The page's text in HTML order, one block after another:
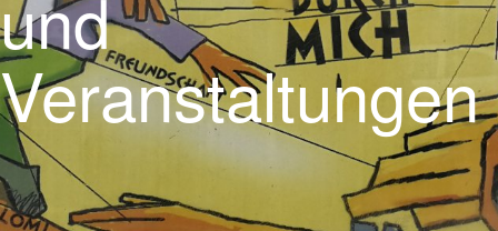
und
Veranstaltungen